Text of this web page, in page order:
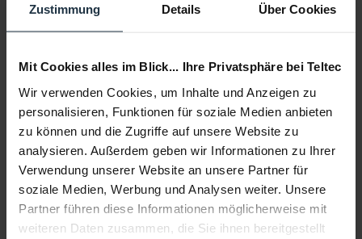
Zustimmung Details Über Cookies
Mit Cookies alles im Blick... Ihre Privatsphäre bei Teltec
Wir verwenden Cookies, um Inhalte und Anzeigen zu
personalisieren, Funktionen für soziale Medien anbieten
zu können und die Zugriffe auf unsere Website zu
analysieren. Außerdem geben wir Informationen zu Ihrer
Verwendung unserer Website an unsere Partner für
soziale Medien, Werbung und Analysen weiter. Unsere
Partner führen diese Informationen möglicherweise mit
weiteren Daten zusammen, die Sie ihnen bereitgestellt
Manufacturer & Product Safety Information
Folgende Infos zum Hersteller sind verfübar...... more
More articles from +++ adicam +++ look at